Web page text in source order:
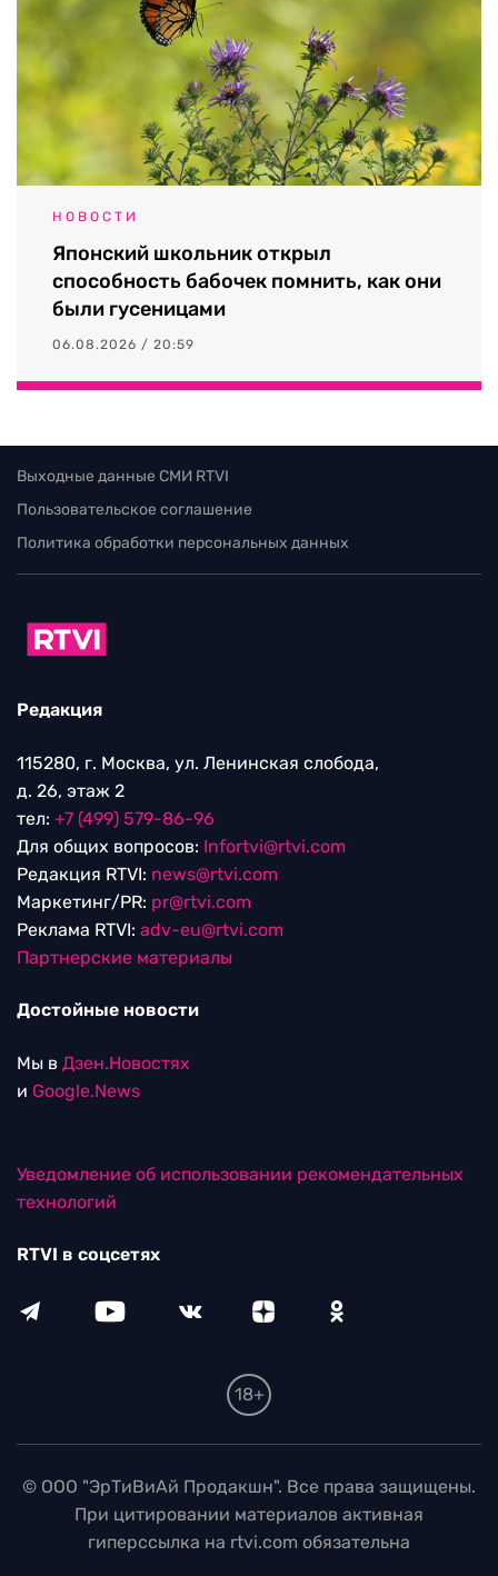
НОВОСТИ
Японский школьник открыл
способность бабочек помнить, как они
были гусеницами
06.08.2026 / 20:59
Выходные данные СМИ RTVI
Пользовательское соглашение
Политика обработки персональных данных
Редакция
115280, г. Москва, ул. Ленинская слобода,
д. 26, этаж 2
тел: +7 (499) 579-86-96
Для общих вопросов: Infortvi@rtvi.com
Редакция RTVI: news@rtvi.com
Маркетинг/PR: pr@rtvi.com
Реклама RTVI: adv-eu@rtvi.com
Партнерские материалы
Достойные новости
Мы в Дзен.Новостях
и Google.News
Уведомление об использовании рекомендательных
технологий
RTVI в соцсетях
18+
© ООО "ЭрТиВиАй Продакшн". Все права защищены.
При цитировании материалов активная
гиперссылка на rtvi.com обязательна